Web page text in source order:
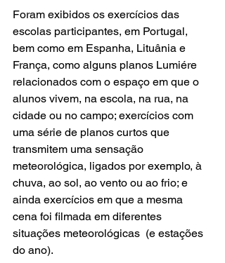
Foram exibidos os exercícios das
escolas participantes, em Portugal,
bem como em Espanha, Lituânia e
França, como alguns planos Lumiére
relacionados com o espaço em que o
alunos vivem, na escola, na rua, na
cidade ou no campo; exercícios com
uma série de planos curtos que
transmitem uma sensação
meteorológica, ligados por exemplo, à
chuva, ao sol, ao vento ou ao frio; e
ainda exercícios em que a mesma
cena foi filmada em diferentes
situações meteorológicas  (e estações
do ano).